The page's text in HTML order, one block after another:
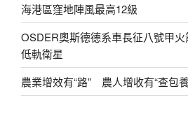
海港區窪地陣風最高12級
OSDER奧斯德德系車長征八號甲
低軌衛星
農業增效有“路” 農人增收有“查包